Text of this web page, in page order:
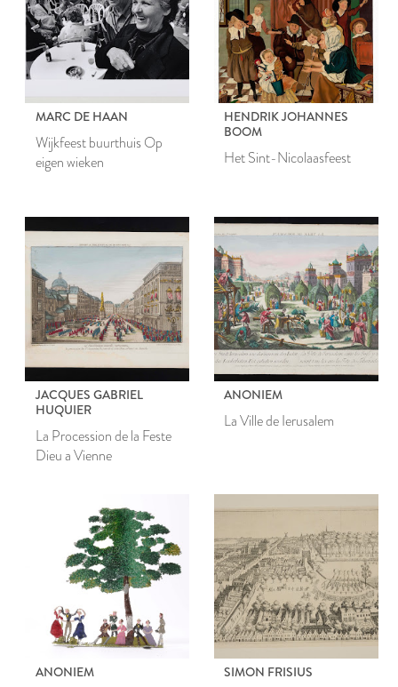
MARC DE HAAN
Wijkfeest buurthuis Op
eigen wieken
HENDRIK JOHANNES
BOOM
Het Sint-Nicolaasfeest
JACQUES GABRIEL
HUQUIER
La Procession de la Feste
Dieu a Vienne
ANONIEM
La Ville de Ierusalem
ANONIEM SIMON FRISIUS